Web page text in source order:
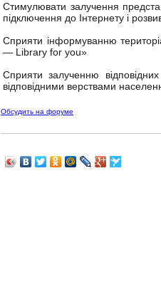
Стимулювати залучення
підключення до Інтернету і
Сприяти інформуванню
— Library for you»
Сприяти залученню
відповідними верствами
Обсудить на форуме